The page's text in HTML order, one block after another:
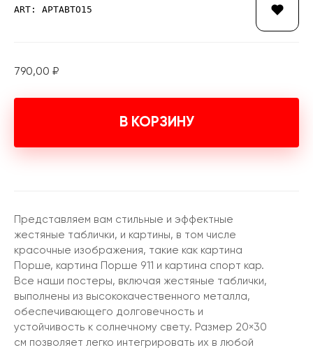
ART: АРТАВТО15
790,00 ₽
В КОРЗИНУ
Представляем вам стильные и эффектные
жестяные таблички, и картины, в том числе
красочные изображения, такие как картина
Порше, картина Порше 911 и картина спорт кар.
Все наши постеры, включая жестяные таблички,
выполнены из высококачественного металла,
обеспечивающего долговечность и
устойчивость к солнечному свету. Размер 20×30
см позволяет легко интегрировать их в любой